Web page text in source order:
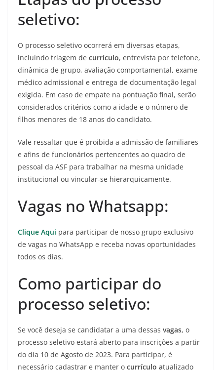
seletivo:
O processo seletivo ocorrerá em diversas etapas,
incluindo triagem de currículo, entrevista por telefone,
dinâmica de grupo, avaliação comportamental, exame
médico admissional e entrega de documentação legal
exigida. Em caso de empate na pontuação final, serão
considerados critérios como a idade e o número de
filhos menores de 18 anos do candidato.
Vale ressaltar que é proibida a admissão de familiares
e afins de funcionários pertencentes ao quadro de
pessoal da ASF para trabalhar na mesma unidade
institucional ou vincular-se hierarquicamente.
Vagas no Whatsapp:
Clique Aqui para participar de nosso grupo exclusivo
de vagas no WhatsApp e receba novas oportunidades
todos os dias.
Como participar do
processo seletivo:
Se você deseja se candidatar a uma dessas vagas, o
processo seletivo estará aberto para inscrições a partir
do dia 10 de Agosto de 2023. Para participar, é
necessário cadastrar e manter o currículo atualizado